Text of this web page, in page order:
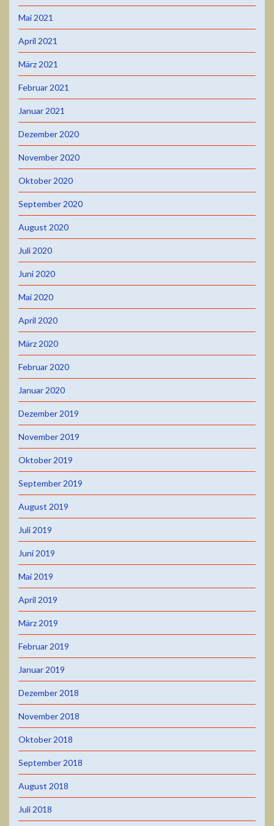
Mai 2021
April 2021
März 2021
Februar 2021
Januar 2021
Dezember 2020
November 2020
Oktober 2020
September 2020
August 2020
Juli 2020
Juni 2020
Mai 2020
April 2020
März 2020
Februar 2020
Januar 2020
Dezember 2019
November 2019
Oktober 2019
September 2019
August 2019
Juli 2019
Juni 2019
Mai 2019
April 2019
März 2019
Februar 2019
Januar 2019
Dezember 2018
November 2018
Oktober 2018
September 2018
August 2018
Juli 2018